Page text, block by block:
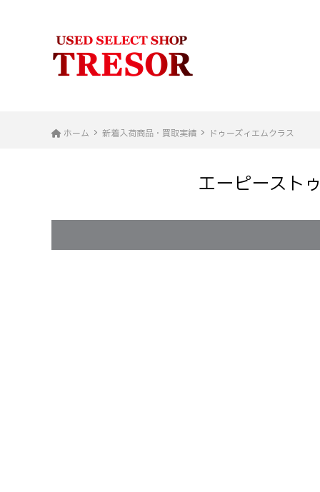
ホーム 新着入荷商品・買取実績 ドゥーズィエムクラス
エーピースト